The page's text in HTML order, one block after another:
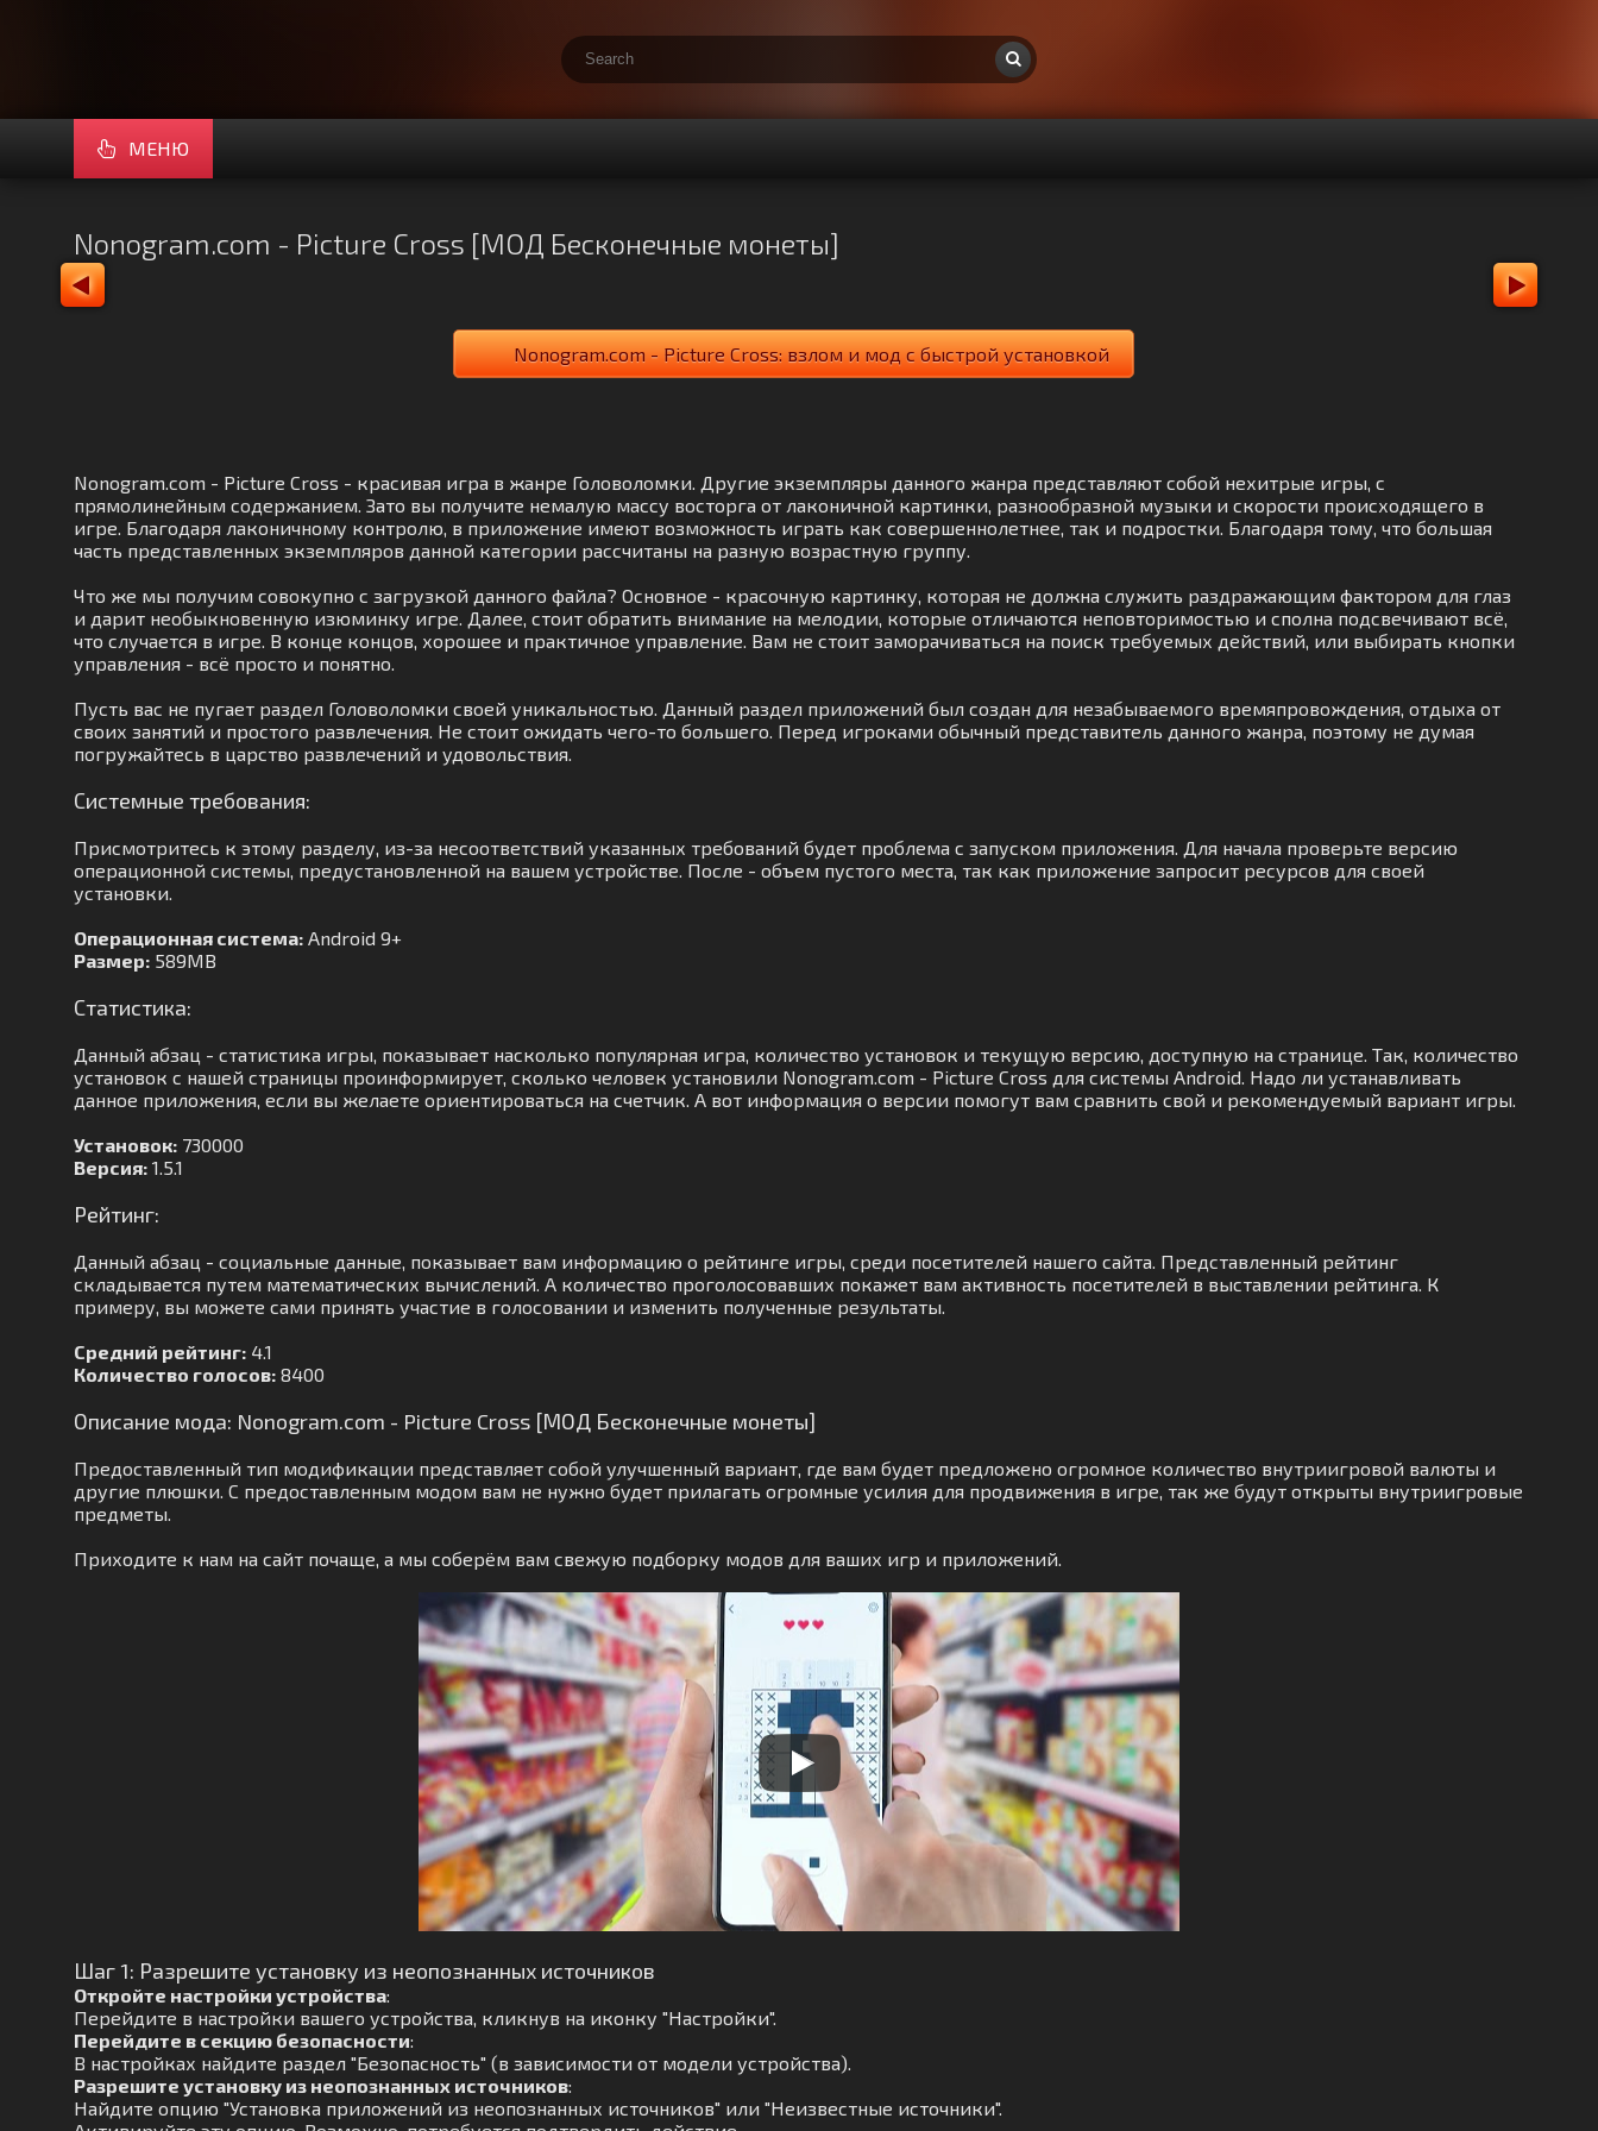
МЕНЮ
Nonogram.com - Picture Cross [МОД Бесконечные монеты]
Nonogram.com - Picture Cross: взлом и мод с быстрой установкой
Nonogram.com - Picture Cross - красивая игра в жанре Головоломки. Другие экземпляры данного жанра представляют собой нехитрые игры, с
прямолинейным содержанием. Зато вы получите немалую массу восторга от лаконичной картинки, разнообразной музыки и скорости происходящего в
игре. Благодаря лаконичному контролю, в приложение имеют возможность играть как совершеннолетнее, так и подростки. Благодаря тому, что большая
часть представленных экземпляров данной категории рассчитаны на разную возрастную группу.
Что же мы получим совокупно с загрузкой данного файла? Основное - красочную картинку, которая не должна служить раздражающим фактором для глаз
и дарит необыкновенную изюминку игре. Далее, стоит обратить внимание на мелодии, которые отличаются неповторимостью и сполна подсвечивают всё,
что случается в игре. В конце концов, хорошее и практичное управление. Вам не стоит заморачиваться на поиск требуемых действий, или выбирать кнопки
управления - всё просто и понятно.
Пусть вас не пугает раздел Головоломки своей уникальностью. Данный раздел приложений был создан для незабываемого времяпровождения, отдыха от
своих занятий и простого развлечения. Не стоит ожидать чего-то большего. Перед игроками обычный представитель данного жанра, поэтому не думая
погружайтесь в царство развлечений и удовольствия.
Системные требования:
Присмотритесь к этому разделу, из-за несоответствий указанных требований будет проблема с запуском приложения. Для начала проверьте версию
операционной системы, предустановленной на вашем устройстве. После - объем пустого места, так как приложение запросит ресурсов для своей
установки.
Операционная система: Android 9+
Размер: 589MB
Статистика:
Данный абзац - статистика игры, показывает насколько популярная игра, количество установок и текущую версию, доступную на странице. Так, количество
установок с нашей страницы проинформирует, сколько человек установили Nonogram.com - Picture Cross для системы Android. Надо ли устанавливать
данное приложения, если вы желаете ориентироваться на счетчик. А вот информация о версии помогут вам сравнить свой и рекомендуемый вариант игры.
Установок: 730000
Версия: 1.5.1
Рейтинг:
Данный абзац - социальные данные, показывает вам информацию о рейтинге игры, среди посетителей нашего сайта. Представленный рейтинг
складывается путем математических вычислений. А количество проголосовавших покажет вам активность посетителей в выставлении рейтинга. К
примеру, вы можете сами принять участие в голосовании и изменить полученные результаты.
Средний рейтинг: 4.1
Количество голосов: 8400
Описание мода: Nonogram.com - Picture Cross [МОД Бесконечные монеты]
Предоставленный тип модификации представляет собой улучшенный вариант, где вам будет предложено огромное количество внутриигровой валюты и
другие плюшки. С предоставленным модом вам не нужно будет прилагать огромные усилия для продвижения в игре, так же будут открыты внутриигровые
предметы.
Приходите к нам на сайт почаще, а мы соберём вам свежую подборку модов для ваших игр и приложений.
Шаг 1: Разрешите установку из неопознанных источников
Откройте настройки устройства:
Перейдите в настройки вашего устройства, кликнув на иконку "Настройки".
Перейдите в секцию безопасности:
В настройках найдите раздел "Безопасность" (в зависимости от модели устройства).
Разрешите установку из неопознанных источников:
Найдите опцию "Установка приложений из неопознанных источников" или "Неизвестные источники".